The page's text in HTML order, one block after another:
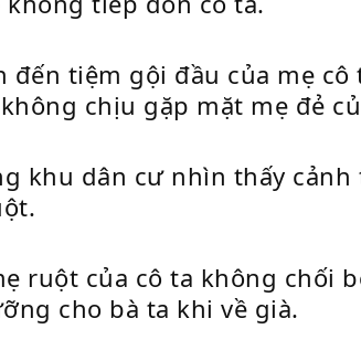
đến tiệm gội đầu của mẹ
chịu gặp mặt mẹ đẻ
khu dân cư nhìn thấy
ruột của cô ta không chối
cho bà ta khi về già.